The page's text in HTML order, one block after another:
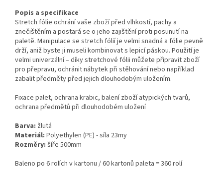
Popis a specifikace
Stretch fólie ochrání vaše zboží před vlhkostí, pachy a
znečištěním a postará se o jeho zajištění proti posunutí na
paletě. Manipulace se stretch fólií je velmi snadná a fólie pevně
drží, aniž byste ji museli kombinovat s lepicí páskou. Použití je
velmi univerzální – díky stretchové fólii můžete připravit zboží
pro přepravu, ochránit nábytek při stěhování nebo například
zabalit předměty před jejich dlouhodobým uložením.
Fixace palet, ochrana krabic, balení zboží atypických tvarů,
ochrana předmětů při dlouhodobém uložení
Barva: žlutá
Materiál: Polyethylen (PE) - síla 23my
Rozměry: šíře 500mm
Baleno po 6 rolích v kartonu / 60 kartonů paleta = 360 rolí